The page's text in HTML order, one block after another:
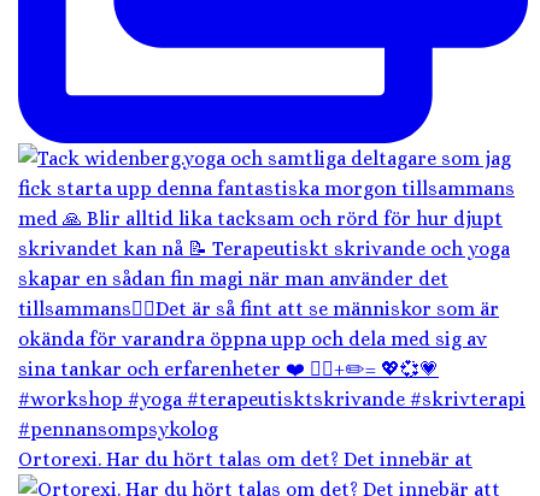
Ortorexi. Har du hört talas om det? Det innebär at